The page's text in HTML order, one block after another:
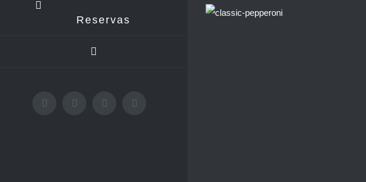
Reservas
FacebookInstagramWhatsAppYouTube